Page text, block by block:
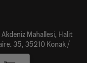
Mahallesi, Halit
35, 35210 Konak /